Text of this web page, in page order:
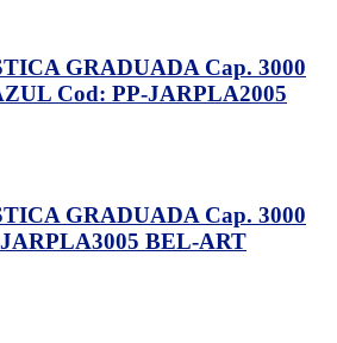
GRADUADA Cap. 3000
Cod: PP-JARPLA2005
GRADUADA Cap. 3000
BEL-ART